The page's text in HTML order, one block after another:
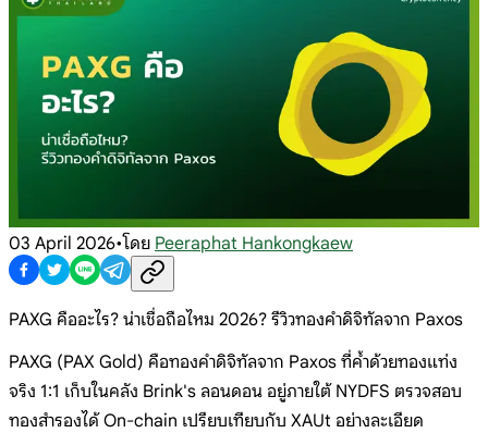
03 April 2026•โดย Peeraphat Hankongkaew
PAXG คืออะไร? น่าเชื่อถือไหม 2026? รีวิวทองคำดิจิทัลจาก Paxos
PAXG (PAX Gold) คือทองคำดิจิทัลจาก Paxos ที่ค้ำด้วยทองแท่ง
จริง 1:1 เก็บในคลัง Brink's ลอนดอน อยู่ภายใต้ NYDFS ตรวจสอบ
ทองสำรองได้ On-chain เปรียบเทียบกับ XAUt อย่างละเอียด